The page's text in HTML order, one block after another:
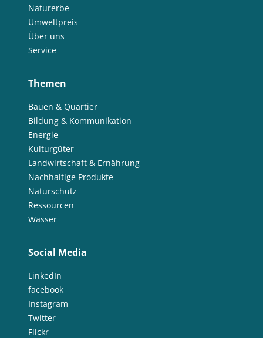
Naturerbe
Umweltpreis
Über uns
Service
Themen
Bauen & Quartier
Bildung & Kommunikation
Energie
Kulturgüter
Landwirtschaft & Ernährung
Nachhaltige Produkte
Naturschutz
Ressourcen
Wasser
Social Media
LinkedIn
facebook
Instagram
Twitter
Flickr